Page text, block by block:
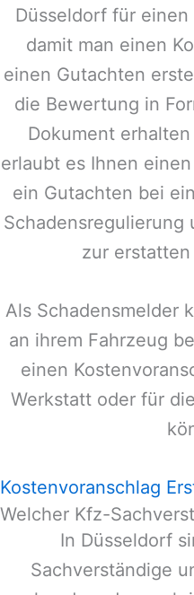
Düsseldorf für einen
damit man einen
einen Gutachten
die Bewertung in
Dokument
erlaubt es Ihnen
ein Gutachten bei
Schadensregulierung
zur
Als Schadensmelder
an ihrem Fahrzeug
einen
Werkstatt oder für
Kostenvoranschlag
Welcher Kfz-
In Düsseldorf
Sachverständige